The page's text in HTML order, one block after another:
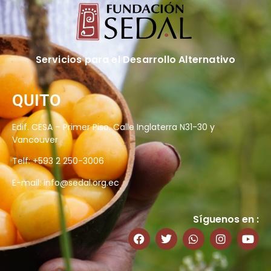
Servicios para el Desarrollo Alternativo
QUITO
Edif. CESA – Primer Piso. Calle Inglaterra N31-30 y
Vancouver
Telf: +593 2 250-3006
E-mail:info@sedal.org.ec
Síguenos en :